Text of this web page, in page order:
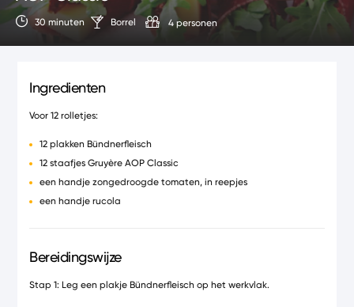
30 minuten Borrel 4 personen
Ingredienten
Voor 12 rolletjes:
12 plakken Bündnerfleisch
12 staafjes Gruyère AOP Classic
een handje zongedroogde tomaten, in reepjes
een handje rucola
Bereidingswijze
Stap 1: Leg een plakje Bündnerfleisch op het werkvlak.